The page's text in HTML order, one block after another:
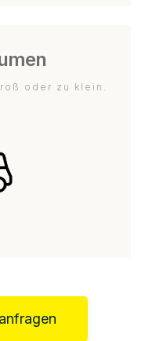
oder zu klein.